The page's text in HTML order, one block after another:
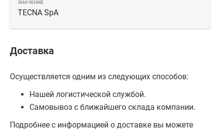
TECNA SpA
Доставка
Осуществляется одним из следующих способов:
Нашей логистической службой.
Самовывоз с ближайшего склада компании.
Подробнее с информацией о доставке вы можете